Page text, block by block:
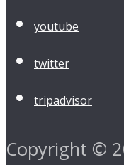
youtube
twitter
tripadvisor
Copyright ©